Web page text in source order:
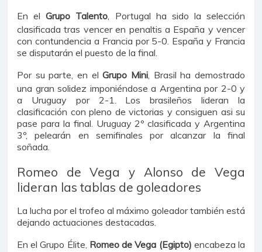
En elGrupo Talento , Portugal ha sido la selección
clasificada tras vencer en penaltis a España y vencer
con contundencia a Francia por 5-0. España y Francia
se disputarán el puesto de la final.
Por su parte, en elGrupo Mini , Brasil ha demostrado
una gran solidez imponiéndose a Argentina por 2-0 y
a Uruguay por 2-1. Los brasileños lideran la
clasificación con pleno de victorias y consiguen asi su
pase para la final. Uruguay 2º clasificada y Argentina
3º, pelearán en semifinales por alcanzar la final
soñada.
Romeo de Vega y Alonso de Vega
lideran las tablas de goleadores
La lucha por el trofeo al máximo goleador también está
dejando actuaciones destacadas.
En el Grupo Élite, Romeo de Vega (Egipto) encabeza la